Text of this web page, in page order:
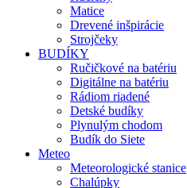
Matice
Drevené inšpirácie
Strojčeky
BUDÍKY
Ručičkové na batériu
Digitálne na batériu
Rádiom riadené
Detské budíky
Plynulým chodom
Budík do Siete
Meteo
Meteorologické stanice
Chalúpky